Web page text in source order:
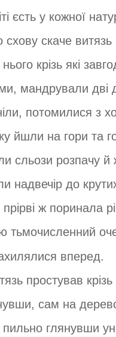
єсть у кожної
скаче
крізь які
мандрували дві
потомилися з
йшли на гори та
сльози розпачу й
надвечір до
ж поринала
тьмочисленний
вперед.
простував
сам на
пильно глянувши